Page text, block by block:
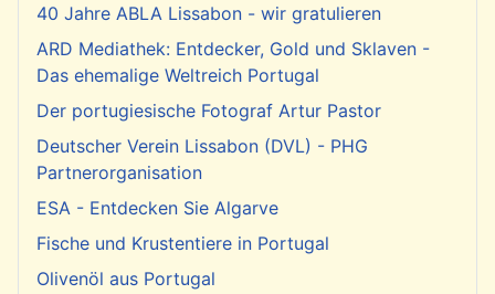
40 Jahre ABLA Lissabon - wir gratulieren
ARD Mediathek: Entdecker, Gold und Sklaven -
Das ehemalige Weltreich Portugal
Der portugiesische Fotograf Artur Pastor
Deutscher Verein Lissabon (DVL) - PHG
Partnerorganisation
ESA - Entdecken Sie Algarve
Fische und Krustentiere in Portugal
Olivenöl aus Portugal